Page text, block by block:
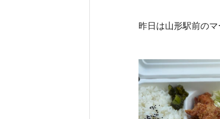
昨日は山形駅前の